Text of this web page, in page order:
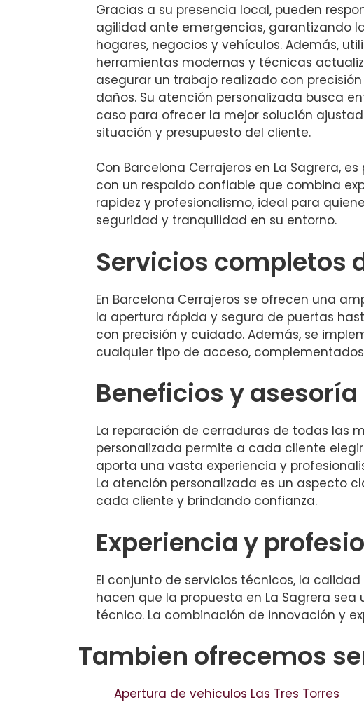
Gracias a su presencia local, pueden
agilidad ante emergencias, garantizando
hogares, negocios y vehículos. Además,
herramientas modernas y técnicas
asegurar un trabajo realizado con
daños. Su atención personalizada busca
caso para ofrecer la mejor solución
situación y presupuesto del cliente.
Con Barcelona Cerrajeros en La Sagrera,
con un respaldo confiable que combina
rapidez y profesionalismo, ideal para
seguridad y tranquilidad en su entorno.
Servicios completos
En Barcelona Cerrajeros se ofrecen una
la apertura rápida y segura de puertas
con precisión y cuidado. Además, se
cualquier tipo de acceso,
Beneficios y
La reparación de cerraduras de todas las
personalizada permite a cada cliente
aporta una vasta experiencia y
La atención personalizada es un aspecto
cada cliente y brindando confianza.
Experiencia y
El conjunto de servicios técnicos, la
hacen que la propuesta en La Sagrera
técnico. La combinación de innovación y
Tambien ofrecemos
Apertura de vehiculos Las Tres Torres